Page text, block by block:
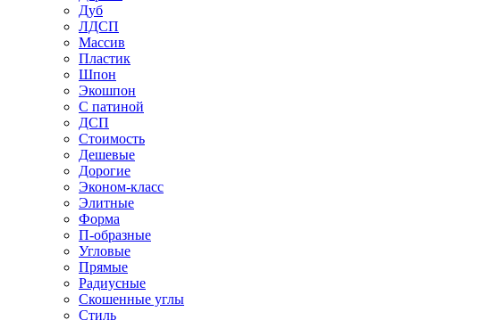
Дуб
ЛДСП
Массив
Пластик
Шпон
Экошпон
С патиной
ДСП
Стоимость
Дешевые
Дорогие
Эконом-класс
Элитные
Форма
П-образные
Угловые
Прямые
Радиусные
Скошенные углы
Стиль